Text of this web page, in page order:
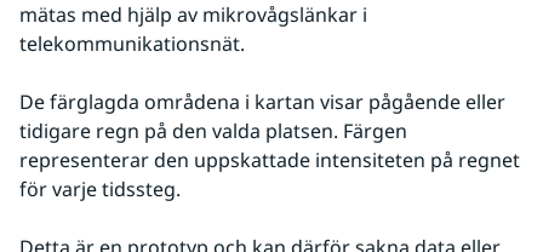
mätas med hjälp av mikrovågslänkar i
telekommunikationsnät.
De färglagda områdena i kartan visar pågående eller
tidigare regn på den valda platsen. Färgen
representerar den uppskattade intensiteten på regnet
för varje tidssteg.